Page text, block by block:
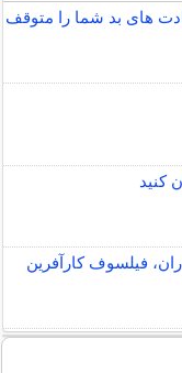
های بد شما را متوقف
کنید